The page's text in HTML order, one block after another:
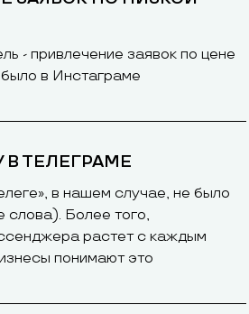
- привлечение заявок по цене
в Инстаграме
В ТЕЛЕГРАМЕ
в нашем случае, не было
Более того,
растет с каждым
понимают это